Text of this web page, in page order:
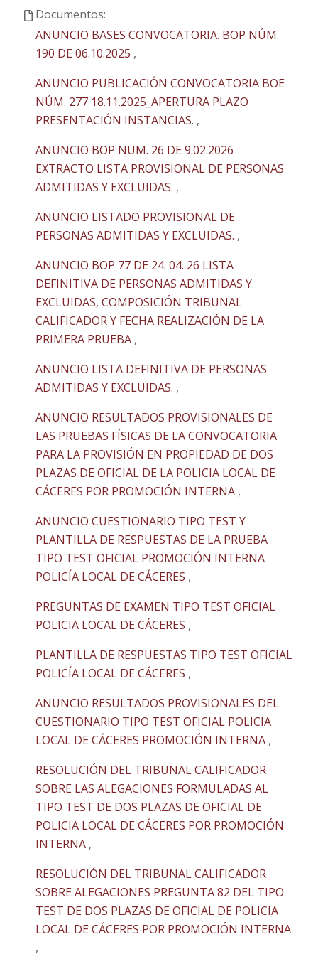
Documentos:
ANUNCIO BASES CONVOCATORIA. BOP NÚM.
190 DE 06.10.2025 ,
ANUNCIO PUBLICACIÓN CONVOCATORIA BOE
NÚM. 277 18.11.2025_APERTURA PLAZO
PRESENTACIÓN INSTANCIAS. ,
ANUNCIO BOP NUM. 26 DE 9.02.2026
EXTRACTO LISTA PROVISIONAL DE PERSONAS
ADMITIDAS Y EXCLUIDAS. ,
ANUNCIO LISTADO PROVISIONAL DE
PERSONAS ADMITIDAS Y EXCLUIDAS. ,
ANUNCIO BOP 77 DE 24. 04. 26 LISTA
DEFINITIVA DE PERSONAS ADMITIDAS Y
EXCLUIDAS, COMPOSICIÓN TRIBUNAL
CALIFICADOR Y FECHA REALIZACIÓN DE LA
PRIMERA PRUEBA ,
ANUNCIO LISTA DEFINITIVA DE PERSONAS
ADMITIDAS Y EXCLUIDAS. ,
ANUNCIO RESULTADOS PROVISIONALES DE
LAS PRUEBAS FÍSICAS DE LA CONVOCATORIA
PARA LA PROVISIÓN EN PROPIEDAD DE DOS
PLAZAS DE OFICIAL DE LA POLICIA LOCAL DE
CÁCERES POR PROMOCIÓN INTERNA ,
ANUNCIO CUESTIONARIO TIPO TEST Y
PLANTILLA DE RESPUESTAS DE LA PRUEBA
TIPO TEST OFICIAL PROMOCIÓN INTERNA
POLICÍA LOCAL DE CÁCERES ,
PREGUNTAS DE EXAMEN TIPO TEST OFICIAL
POLICIA LOCAL DE CÁCERES ,
PLANTILLA DE RESPUESTAS TIPO TEST OFICIAL
POLICÍA LOCAL DE CÁCERES ,
ANUNCIO RESULTADOS PROVISIONALES DEL
CUESTIONARIO TIPO TEST OFICIAL POLICIA
LOCAL DE CÁCERES PROMOCIÓN INTERNA ,
RESOLUCIÓN DEL TRIBUNAL CALIFICADOR
SOBRE LAS ALEGACIONES FORMULADAS AL
TIPO TEST DE DOS PLAZAS DE OFICIAL DE
POLICIA LOCAL DE CÁCERES POR PROMOCIÓN
INTERNA ,
RESOLUCIÓN DEL TRIBUNAL CALIFICADOR
SOBRE ALEGACIONES PREGUNTA 82 DEL TIPO
TEST DE DOS PLAZAS DE OFICIAL DE POLICIA
LOCAL DE CÁCERES POR PROMOCIÓN INTERNA
,